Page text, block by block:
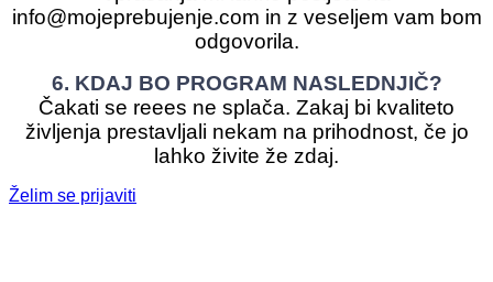
info@mojeprebujenje.com in z veseljem vam bom
odgovorila.
6. KDAJ BO PROGRAM NASLEDNJIČ?
Čakati se reees ne splača. Zakaj bi kvaliteto
življenja prestavljali nekam na prihodnost, če jo
lahko živite že zdaj.
Želim se prijaviti